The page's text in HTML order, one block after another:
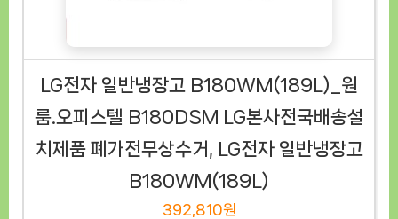
LG전자 일반냉장고 B180WM(189L)_원
룸.오피스텔 B180DSM LG본사전국배송설
치제품 폐가전무상수거, LG전자 일반냉장고
B180WM(189L)
392,810원